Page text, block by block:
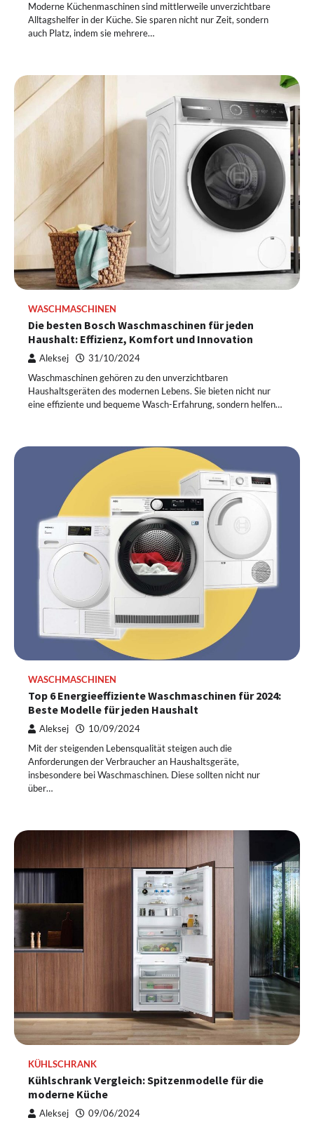
Moderne Küchenmaschinen sind mittlerweile unverzichtbare
Alltagshelfer in der Küche. Sie sparen nicht nur Zeit, sondern
auch Platz, indem sie mehrere…
WASCHMASCHINEN
Die besten Bosch Waschmaschinen für jeden
Haushalt: Effizienz, Komfort und Innovation
Aleksej 31/10/2024
Waschmaschinen gehören zu den unverzichtbaren
Haushaltsgeräten des modernen Lebens. Sie bieten nicht nur
eine effiziente und bequeme Wasch-Erfahrung, sondern helfen…
WASCHMASCHINEN
Top 6 Energieeffiziente Waschmaschinen für 2024:
Beste Modelle für jeden Haushalt
Aleksej 10/09/2024
Mit der steigenden Lebensqualität steigen auch die
Anforderungen der Verbraucher an Haushaltsgeräte,
insbesondere bei Waschmaschinen. Diese sollten nicht nur
über…
KÜHLSCHRANK
Kühlschrank Vergleich: Spitzenmodelle für die
moderne Küche
Aleksej 09/06/2024